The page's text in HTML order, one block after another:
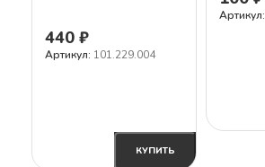
440 ₽
КУПИТЬ
Артикул: 101.229.004
Артикул: